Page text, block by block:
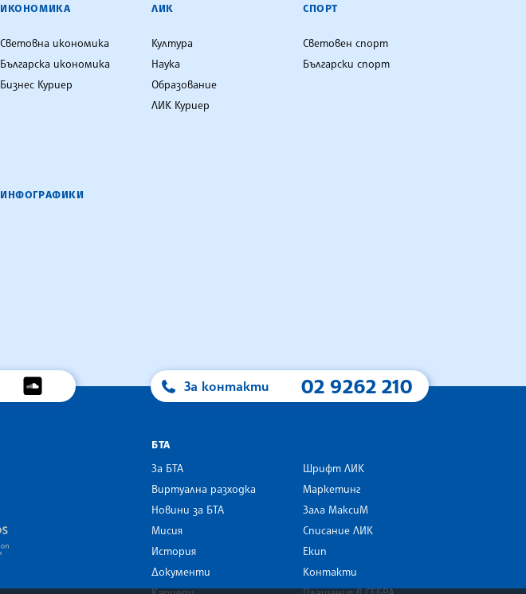
ИКОНОМИКА
Световна икономика
Българска икономика
Бизнес Куриер
ЛИК
Култура
Наука
Образование
ЛИК Куриер
СПОРТ
Световен спорт
Български спорт
ИНФОГРАФИКИ
За контакти 02 9262 210
MINDS Media Innovation Network
БТА
За БТА
Виртуална разходка
Новини за БТА
Мисия
История
Документи
Шрифт ЛИК
Маркетинг
Зала МаксиМ
Списание ЛИК
Екип
Контакти